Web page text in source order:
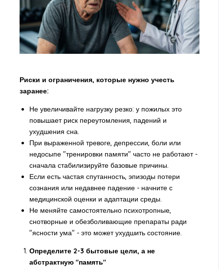
Риски и ограничения, которые нужно учесть
заранее:
Не увеличивайте нагрузку резко: у пожилых это
повышает риск переутомления, падений и
ухудшения сна.
При выраженной тревоге, депрессии, боли или
недосыпе "тренировки памяти" часто не работают -
сначала стабилизируйте базовые причины.
Если есть частая спутанность, эпизоды потери
сознания или недавнее падение - начните с
медицинской оценки и адаптации среды.
Не меняйте самостоятельно психотропные,
снотворные и обезболивающие препараты ради
"ясности ума" - это может ухудшить состояние.
Определите 2-3 бытовые цели, а не
абстрактную "память"